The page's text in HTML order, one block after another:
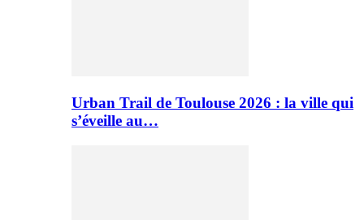
Urban Trail de Toulouse 2026 : la ville qui
s’éveille au…